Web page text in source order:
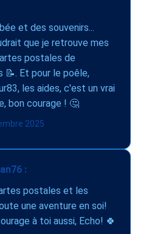
et des souvenirs...
que je retrouve mes
postales de
📝. Et pour le poêle,
les aides, c'est un vrai
bon courage ! 🤔
2025
:
postales et les
une aventure en soi!
à toi aussi, Echo! 🍀